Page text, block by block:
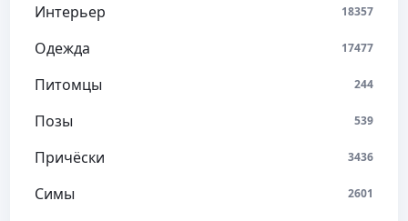
Интерьер 18357
Одежда 17477
Питомцы 244
Позы 539
Причёски 3436
Симы 2601